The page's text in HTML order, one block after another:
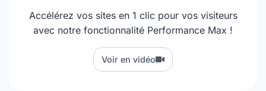
Accélérez vos sites en 1 clic pour vos visiteurs
avec notre fonctionnalité Performance Max !
Voir en vidéo